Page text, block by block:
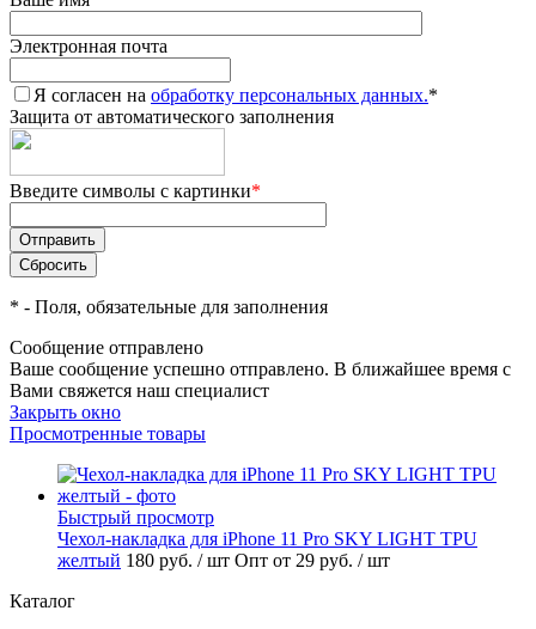
Электронная почта
Я согласен на обработку персональных данных.*
Защита от автоматического заполнения
Введите символы с картинки*
* - Поля, обязательные для заполнения
Сообщение отправлено
Ваше сообщение успешно отправлено. В ближайшее время с
Вами свяжется наш специалист
Закрыть окно
Просмотренные товары
Быстрый просмотр
Чехол-накладка для iPhone 11 Pro SKY LIGHT TPU
желтый 180 руб. / шт Опт от 29 руб. / шт
Каталог